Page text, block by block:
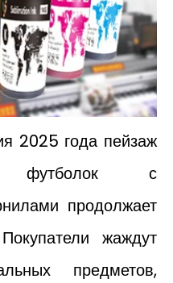
2025 года пейзаж
футболок с
продолжает
жаждут
предметов,